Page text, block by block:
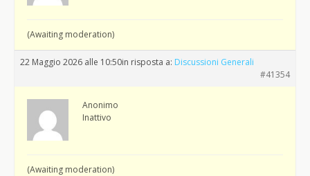
(Awaiting moderation)
22 Maggio 2026 alle 10:50in risposta a: Discussioni Generali
#41354
Anonimo
Inattivo
(Awaiting moderation)